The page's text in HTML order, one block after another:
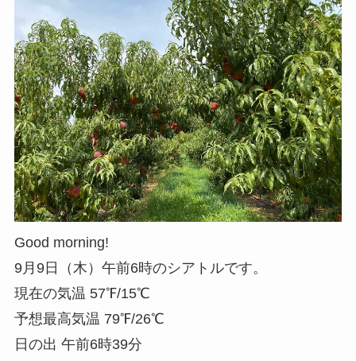
Good morning!
9月9日（木）午前6時のシアトルです。
現在の気温 57℉/15℃
予想最高気温 79℉/26℃
日の出 午前6時39分